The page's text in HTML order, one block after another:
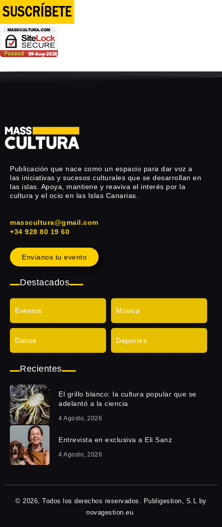
Publicación que nace como un espacio para dar voz a
las iniciativas y sucesos culturales que se desarrollan en
las islas. Apoya, mantiene y reaviva el interés por la
cultura y el ocio en las Islas Canarias.
masscultura@gmail.com
+34 928 80 19 60
Envíanos tu evento
Destacados
Eventos Música
Danza Deportes
Recientes
El grillo blanco: la cultura popular que se
adelantó a la ciencia
4 Agosto, 2026
Entrevista en exclusiva a Eli Sanz
4 Agosto, 2026
© 2026, Todos los derechos reservados. Publigestion, S.L by
novagestion.eu